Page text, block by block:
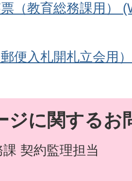
（教育総務課用）
便入札開札立会用
ジに関するお
契約監理担当